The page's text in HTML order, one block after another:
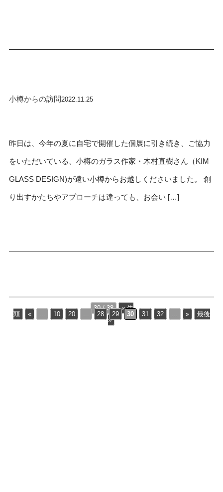
小樽からの訪問 2022.11.25
昨日は、今年の夏に自宅で開催した個展に引き続き、ご協力
をいただいている、小樽のガラス作家・木村直樹さん（KIM
GLASS DESIGN)が遠い小樽からお越しくださいました。 創
り出すかたちやアプローチは違っても、お会い […]
30 / 38
« 先
頭
« 10 20 28 29 30 31 32 »
最後
»